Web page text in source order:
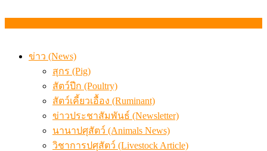
ข่าว (News)
สุกร (Pig)
สัตว์ปีก (Poultry)
สัตว์เคี้ยวเอื้อง (Ruminant)
ข่าวประชาสัมพันธ์ (Newsletter)
นานาปศุสัตว์ (Animals News)
วิชาการปศุสัตว์ (Livestock Article)